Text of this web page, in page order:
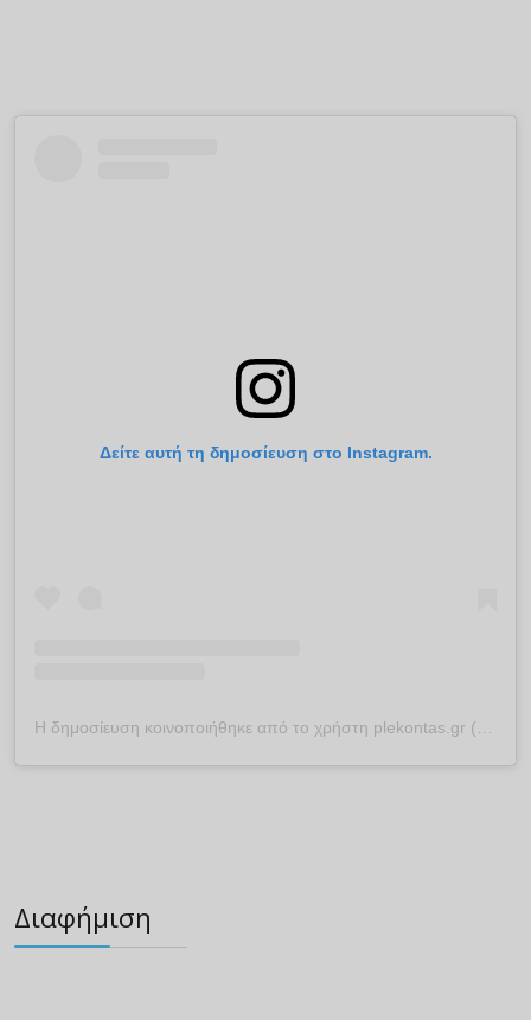
Δείτε αυτή τη δημοσίευση στο Instagram.
Διαφήμιση